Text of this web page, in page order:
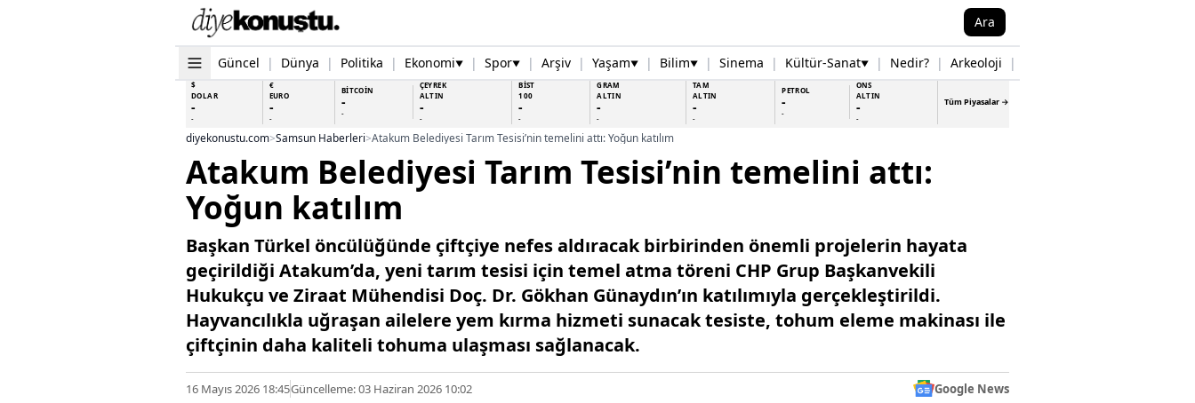
Ara
Güncel | Dünya | Politika | Ekonomi▼ | Spor▼ | Arşiv | Yaşam▼ | Bilim▼ | Sinema | Kültür-Sanat▼ | Nedir? | Arkeoloji |
$
DOLAR
-
-
€
EURO
-
-
BİTCOİN
-
-
ÇEYREK
ALTIN
-
-
BİST
100
-
-
GRAM
ALTIN
-
-
TAM
ALTIN
-
-
PETROL
-
-
ONS
ALTIN
-
-
Tüm Piyasalar →
diyekonustu.com>Samsun Haberleri>Atakum Belediyesi Tarım Tesisi’nin temelini attı: Yoğun katılım
Atakum Belediyesi Tarım Tesisi’nin temelini attı:
Yoğun katılım
Başkan Türkel öncülüğünde çiftçiye nefes aldıracak birbirinden önemli projelerin hayata
geçirildiği Atakum’da, yeni tarım tesisi için temel atma töreni CHP Grup Başkanvekili
Hukukçu ve Ziraat Mühendisi Doç. Dr. Gökhan Günaydın’ın katılımıyla gerçekleştirildi.
Hayvancılıkla uğraşan ailelere yem kırma hizmeti sunacak tesiste, tohum eleme makinası ile
çiftçinin daha kaliteli tohuma ulaşması sağlanacak.
16 Mayıs 2026 18:45Güncelleme: 03 Haziran 2026 10:02 Google News